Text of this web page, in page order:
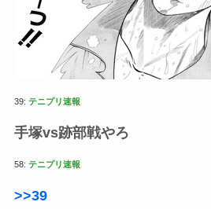
39: テニプリ速報
手塚vs跡部戦やろ
58: テニプリ速報
>>39